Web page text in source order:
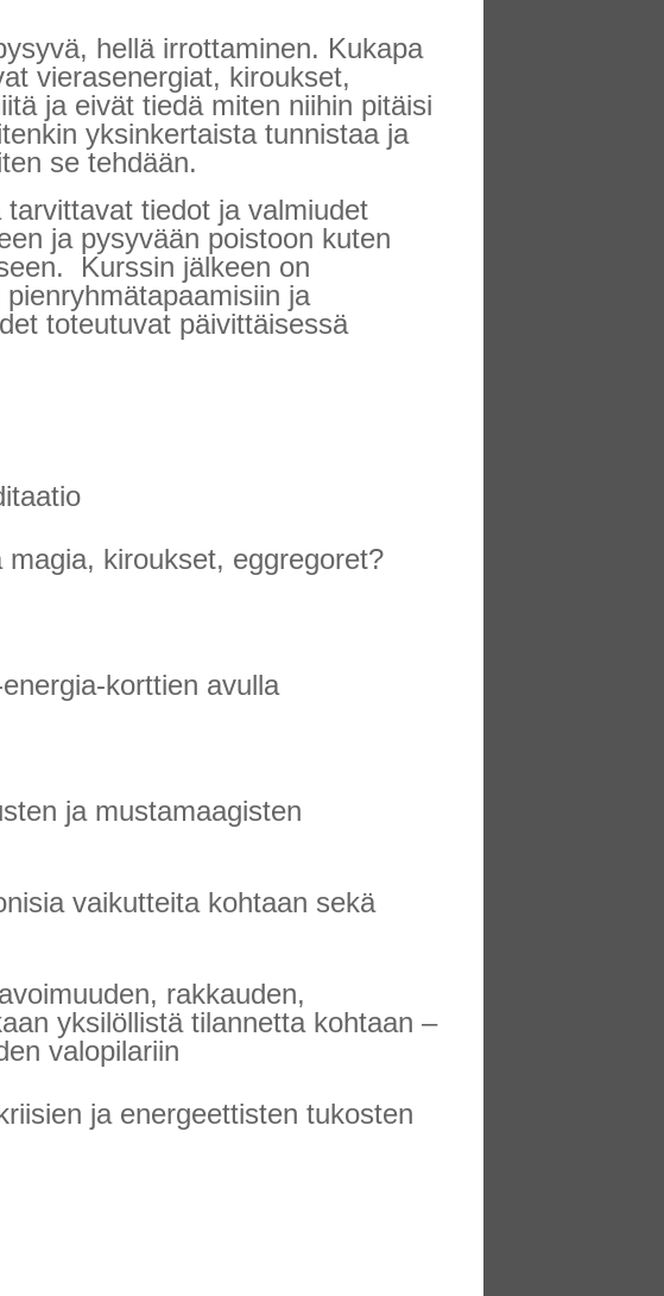
hellä irrottaminen. Kukapa
vierasenergiat, kiroukset,
ja eivät tiedä miten niihin pitäisi
yksinkertaista tunnistaa ja
se tehdään.
tarvittavat tiedot ja valmiudet
ja pysyvään poistoon kuten
Kurssin jälkeen on
ja
toteutuvat päivittäisessä
kiroukset, eggregoret?
korttien avulla
ja mustamaagisten
vaikutteita kohtaan sekä
rakkauden,
yksilöllistä tilannetta kohtaan –
valopilariin
ja energeettisten tukosten